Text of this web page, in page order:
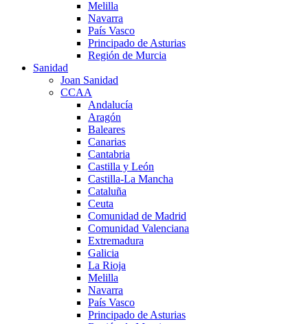
Melilla
Navarra
País Vasco
Principado de Asturias
Región de Murcia
Sanidad
Joan Sanidad
CCAA
Andalucía
Aragón
Baleares
Canarias
Cantabria
Castilla y León
Castilla-La Mancha
Cataluña
Ceuta
Comunidad de Madrid
Comunidad Valenciana
Extremadura
Galicia
La Rioja
Melilla
Navarra
País Vasco
Principado de Asturias